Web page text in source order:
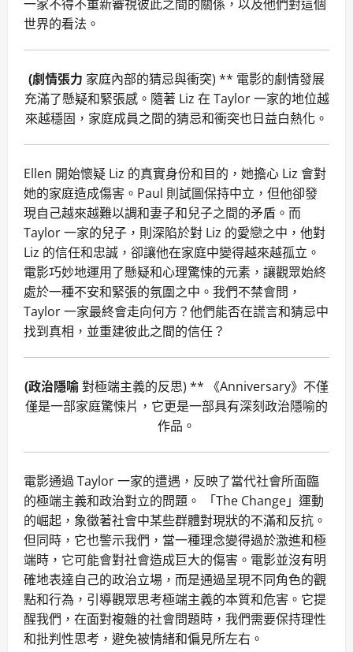
一家不得不重新審視彼此之間的關係，以及他們對這個
世界的看法。
(劇情張力 家庭內部的猜忌與衝突) ** 電影的劇情發展
充滿了懸疑和緊張感。隨著 Liz 在 Taylor 一家的地位越
來越穩固，家庭成員之間的猜忌和衝突也日益白熱化。
Ellen 開始懷疑 Liz 的真實身份和目的，她擔心 Liz 會對
她的家庭造成傷害。Paul 則試圖保持中立，但他卻發
現自己越來越難以調和妻子和兒子之間的矛盾。而
Taylor 一家的兒子，則深陷於對 Liz 的愛戀之中，他對
Liz 的信任和忠誠，卻讓他在家庭中變得越來越孤立。
電影巧妙地運用了懸疑和心理驚悚的元素，讓觀眾始終
處於一種不安和緊張的氛圍之中。我們不禁會問，
Taylor 一家最終會走向何方？他們能否在謊言和猜忌中
找到真相，並重建彼此之間的信任？
(政治隱喻對極端主義的反思) ** 《Anniversary》不僅
僅是一部家庭驚悚片，它更是一部具有深刻政治隱喻的
作品。
電影通過 Taylor 一家的遭遇，反映了當代社會所面臨
的極端主義和政治對立的問題。 「The Change」運動
的崛起，象徵著社會中某些群體對現狀的不滿和反抗。
但同時，它也警示我們，當一種理念變得過於激進和極
端時，它可能會對社會造成巨大的傷害。電影並沒有明
確地表達自己的政治立場，而是通過呈現不同角色的觀
點和行為，引導觀眾思考極端主義的本質和危害。它提
醒我們，在面對複雜的社會問題時，我們需要保持理性
和批判性思考，避免被情緒和偏見所左右。